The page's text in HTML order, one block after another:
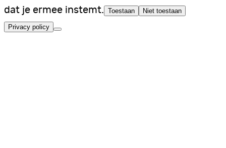
dat je ermee instemt. Toestaan Niet toestaan
Privacy policy